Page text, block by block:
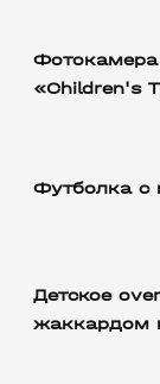
«Children's
Футболка с
Детское
жаккардом